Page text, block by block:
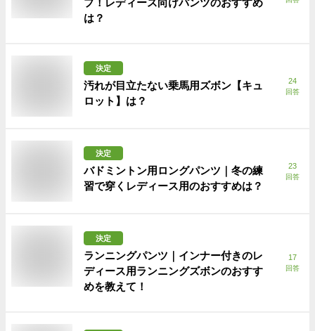
は？
決定
汚れが目立たない乗馬用ズボン【キュ
ロット】は？
24
回答
決定
バドミントン用ロングパンツ｜冬の練
習で穿くレディース用のおすすめは？
23
回答
決定
ランニングパンツ｜インナー付きのレ
ディース用ランニングズボンのおすす
めを教えて！
17
回答